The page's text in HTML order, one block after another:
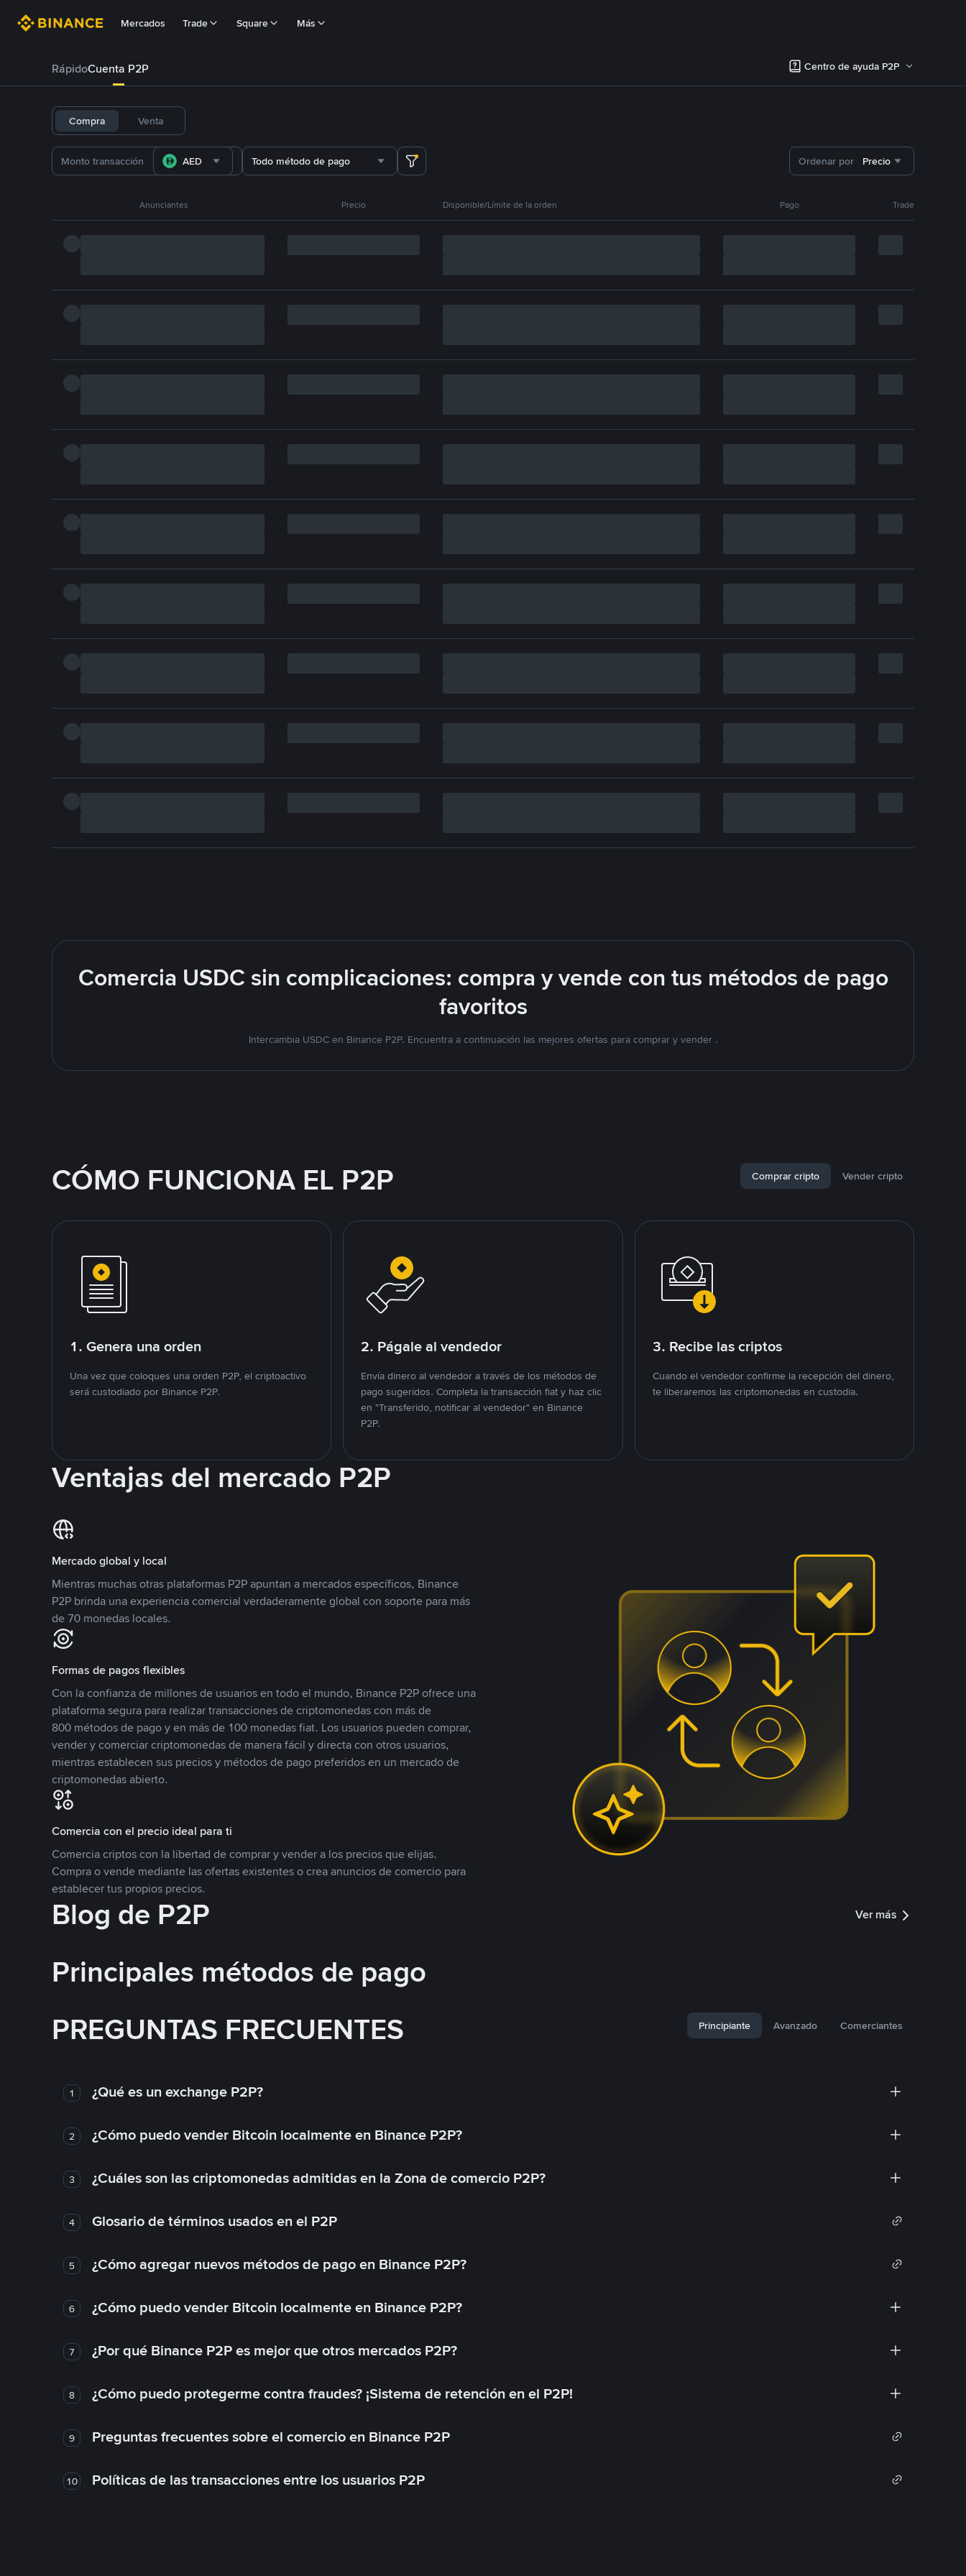
Mercados Trade Square Más
RápidoCuenta P2P Centro de ayuda P2P
Compra Venta
AED Todo método de pago Ordenar por Precio
Anunciantes Precio Disponible/Límite de la orden Pago Trade
Comercia USDC sin complicaciones: compra y vende con tus métodos de pago
favoritos
Intercambia USDC en Binance P2P. Encuentra a continuación las mejores ofertas para comprar y vender .
CÓMO FUNCIONA EL P2P Comprar cripto Vender cripto
1. Genera una orden
Una vez que coloques una orden P2P, el criptoactivo
será custodiado por Binance P2P.
2. Págale al vendedor
Envía dinero al vendedor a través de los métodos de
pago sugeridos. Completa la transacción fiat y haz clic
en "Transferido, notificar al vendedor" en Binance
P2P.
3. Recibe las criptos
Cuando el vendedor confirme la recepción del dinero,
te liberaremos las criptomonedas en custodia.
Ventajas del mercado P2P
Mercado global y local
Mientras muchas otras plataformas P2P apuntan a mercados específicos, Binance
P2P brinda una experiencia comercial verdaderamente global con soporte para más
de 70 monedas locales.
Formas de pagos flexibles
Con la confianza de millones de usuarios en todo el mundo, Binance P2P ofrece una
plataforma segura para realizar transacciones de criptomonedas con más de
800 métodos de pago y en más de 100 monedas fiat. Los usuarios pueden comprar,
vender y comerciar criptomonedas de manera fácil y directa con otros usuarios,
mientras establecen sus precios y métodos de pago preferidos en un mercado de
criptomonedas abierto.
Comercia con el precio ideal para ti
Comercia criptos con la libertad de comprar y vender a los precios que elijas.
Compra o vende mediante las ofertas existentes o crea anuncios de comercio para
establecer tus propios precios.
Blog de P2P Ver más
Principales métodos de pago
PREGUNTAS FRECUENTES
Principiante Avanzado Comerciantes
1 ¿Qué es un exchange P2P?
2 ¿Cómo puedo vender Bitcoin localmente en Binance P2P?
3 ¿Cuáles son las criptomonedas admitidas en la Zona de comercio P2P?
4 Glosario de términos usados en el P2P
5 ¿Cómo agregar nuevos métodos de pago en Binance P2P?
6 ¿Cómo puedo vender Bitcoin localmente en Binance P2P?
7 ¿Por qué Binance P2P es mejor que otros mercados P2P?
8 ¿Cómo puedo protegerme contra fraudes? ¡Sistema de retención en el P2P!
9 Preguntas frecuentes sobre el comercio en Binance P2P
10 Políticas de las transacciones entre los usuarios P2P